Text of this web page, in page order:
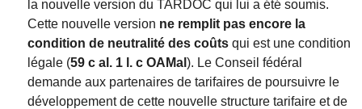
la nouvelle version du TARDOC qui lui a été soumis.
Cette nouvelle version ne remplit pas encore la
condition de neutralité des coûts qui est une condition
légale (59 c al. 1 l. c OAMal ). Le Conseil fédéral
demande aux partenaires de tarifaires de poursuivre le
développement de cette nouvelle structure tarifaire et de